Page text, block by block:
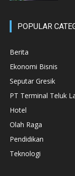
POPULAR
Berita
Ekonomi Bisnis
Seputar Gresik
PT Terminal Teluk
Hotel
Olah Raga
Pendidikan
Teknologi